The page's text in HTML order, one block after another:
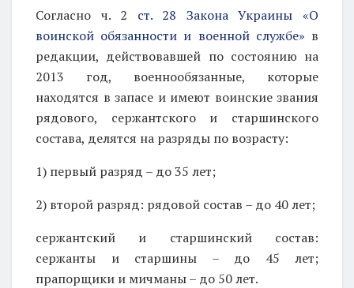
Согласно ч. 2 ст. 28 Закона Украины «О
воинской обязанности и военной службе» в
редакции, действовавшей по состоянию на
2013 год, военнообязанные, которые
находятся в запасе и имеют воинские звания
рядового, сержантского и старшинского
состава, делятся на разряды по возрасту:
1) первый разряд – до 35 лет;
2) второй разряд: рядовой состав – до 40 лет;
сержантский и старшинский состав:
сержанты и старшины – до 45 лет;
прапорщики и мичманы – до 50 лет.